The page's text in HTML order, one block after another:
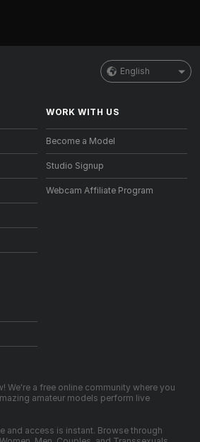
English
WORK WITH US
Become a Model
Studio Signup
Webcam Affiliate Program
We're a free online community where you
amateur models perform live
and access is instant. Browse through